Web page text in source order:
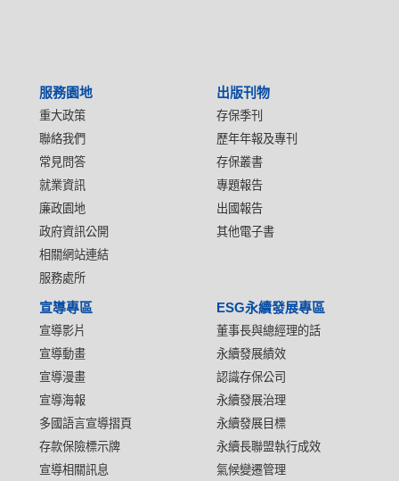
服務園地
重大政策
聯絡我們
常見問答
就業資訊
廉政園地
政府資訊公開
相關網站連結
服務處所
出版刊物
存保季刊
歷年年報及專刊
存保叢書
專題報告
出國報告
其他電子書
宣導專區
宣導影片
宣導動畫
宣導漫畫
宣導海報
多國語言宣導摺頁
存款保險標示牌
宣導相關訊息
ESG永續發展專區
董事長與總經理的話
永續發展績效
認識存保公司
永續發展治理
永續發展目標
永續長聯盟執行成效
氣候變遷管理